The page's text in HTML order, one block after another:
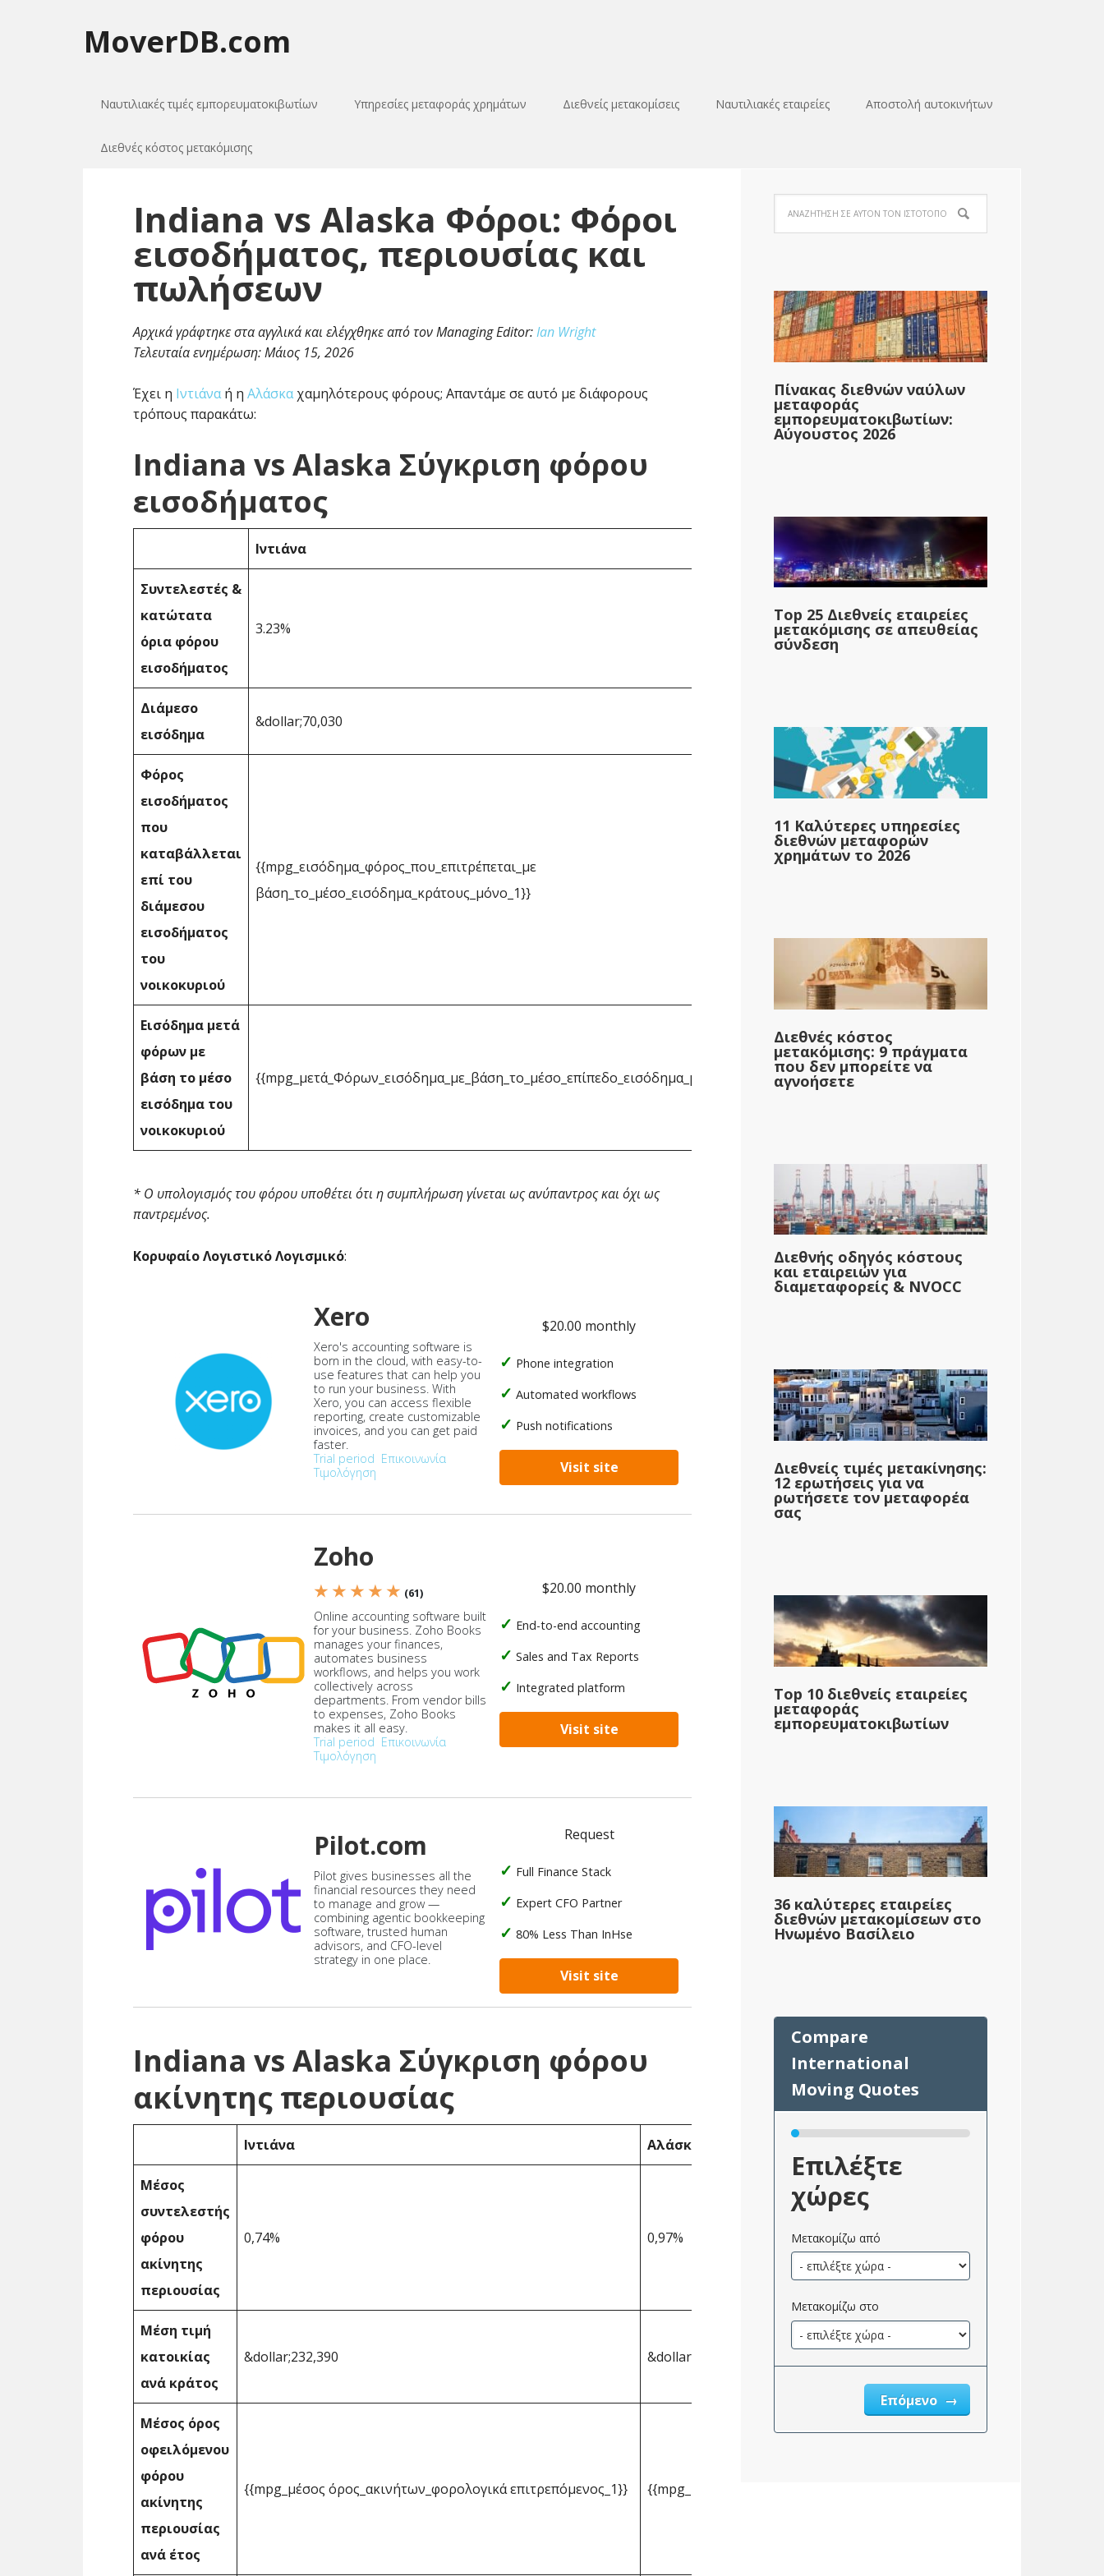
MoverDB.com
Ναυτιλιακές τιμές εμπορευματοκιβωτίων Υπηρεσίες μεταφοράς χρημάτων Διεθνείς μετακομίσεις Ναυτιλιακές εταιρείες Αποστολή αυτοκινήτων
Διεθνές κόστος μετακόμισης
Indiana vs Alaska Φόροι: Φόροι
εισοδήματος, περιουσίας και
πωλήσεων
Αρχικά γράφτηκε στα αγγλικά και ελέγχθηκε από τον Managing Editor:Ian Wright
Τελευταία ενημέρωση:Μάιος 15, 2026
Έχει η Ιντιάναή η Αλάσκαχαμηλότερους φόρους; Απαντάμε σε αυτό με διάφορους
τρόπους παρακάτω:
Indiana vs Alaska Σύγκριση φόρου
εισοδήματος
Ιντιάνα Αλάσκα
Συντελεστές &
κατώτατα
όρια φόρου
εισοδήματος
3.23% Κανένα
Διάμεσο
εισόδημα
&dollar;70,030
Φόρος
εισοδήματος
που
καταβάλλεται
επί του
διάμεσου
εισοδήματος
του
νοικοκυριού
{{mpg_εισόδημα_φόρος_που_επιτρέπεται_με
βάση_το_μέσο_εισόδημα_κράτους_μόνο_1}}
{{mpg_εισόδημα_φόρος_που_επιτρέπεται_με
Εισόδημα μετά
φόρων με
βάση το μέσο
εισόδημα του
νοικοκυριού
{{mpg_μετά_Φόρων_εισόδημα_με_βάση_το_μέσο_επίπεδο_εισόδημα_μόνο_1}}
* Ο υπολογισμός του φόρου υποθέτει ότι η συμπλήρωση γίνεται ως ανύπαντρος και όχι ως
παντρεμένος.
Κορυφαίο Λογιστικό Λογισμικό:
Xero
Xero's accounting software is
born in the cloud, with easy-to-
use features that can help you
to run your business. With
Xero, you can access flexible
reporting, create customizable
invoices, and you can get paid
faster.
Trial period Επικοινωνία
Τιμολόγηση
$20.00 monthly
Phone integration
Automated workflows
Push notifications
Visit site
Zoho
★ ★ ★ ★ ★ (61)
Online accounting software built
for your business. Zoho Books
manages your finances,
automates business
workflows, and helps you work
collectively across
departments. From vendor bills
to expenses, Zoho Books
makes it all easy.
Trial period Επικοινωνία
Τιμολόγηση
$20.00 monthly
End-to-end accounting
Sales and Tax Reports
Integrated platform
Visit site
Pilot.com
Pilot gives businesses all the
financial resources they need
to manage and grow —
combining agentic bookkeeping
software, trusted human
advisors, and CFO-level
strategy in one place.
Request
Full Finance Stack
Expert CFO Partner
80% Less Than InHse
Visit site
Indiana vs Alaska Σύγκριση φόρου
ακίνητης περιουσίας
Ιντιάνα Αλάσκα
Μέσος
συντελεστής
φόρου
ακίνητης
περιουσίας
0,74% 0,97%
Μέση τιμή
κατοικίας
ανά κράτος
&dollar;232,390 &dollar;364,964
Μέσος όρος
οφειλόμενου
φόρου
ακίνητης
περιουσίας
ανά έτος
{{mpg_μέσος όρος_ακινήτων_φορολογικά επιτρεπόμενος_1}} {{mpg_μέσος όρος_ακινήτων_φορολογικά_επιτρεπόμενος_2}}
Πίνακας διεθνών ναύλων
μεταφοράς
εμπορευματοκιβωτίων:
Αύγουστος 2026
Top 25 Διεθνείς εταιρείες
μετακόμισης σε απευθείας
σύνδεση
11 Καλύτερες υπηρεσίες
διεθνών μεταφορών
χρημάτων το 2026
Διεθνές κόστος
μετακόμισης: 9 πράγματα
που δεν μπορείτε να
αγνοήσετε
Διεθνής οδηγός κόστους
και εταιρειών για
διαμεταφορείς & NVOCC
Διεθνείς τιμές μετακίνησης:
12 ερωτήσεις για να
ρωτήσετε τον μεταφορέα
σας
Top 10 διεθνείς εταιρείες
μεταφοράς
εμπορευματοκιβωτίων
36 καλύτερες εταιρείες
διεθνών μετακομίσεων στο
Ηνωμένο Βασίλειο
Επιλέξτε
χώρες
Μετακομίζω από
Μετακομίζω στο
Επόμενο